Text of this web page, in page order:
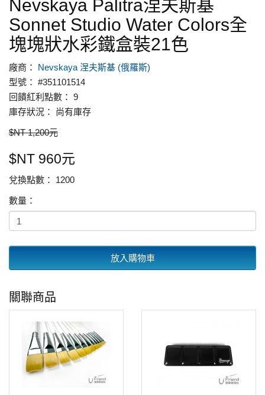
Nevskaya Palitra涅夫斯基
Sonnet Studio Water Colors全
塊塊狀水彩鐵盒裝21色
廠商： Nevskaya 涅夫斯基 (俄羅斯)
型號： #351101514
回饋紅利點數： 9
庫存狀況： 尚有庫存
$NT 1,200元
$NT 960元
兌換點數： 1200
數量：
放入購物車
關聯商品